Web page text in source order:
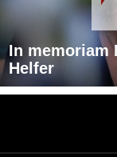
In memoriam
Helfer